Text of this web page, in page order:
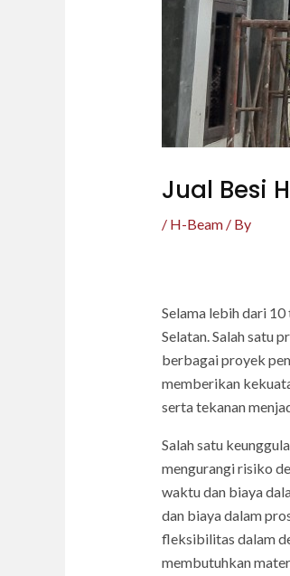
Jual Besi
/ H-Beam/ By
Selama lebih dari
Selatan. Salah satu
berbagai proyek
memberikan
serta tekanan
Salah satu
mengurangi risiko
waktu dan biaya
dan biaya dalam
fleksibilitas dalam
membutuhkan